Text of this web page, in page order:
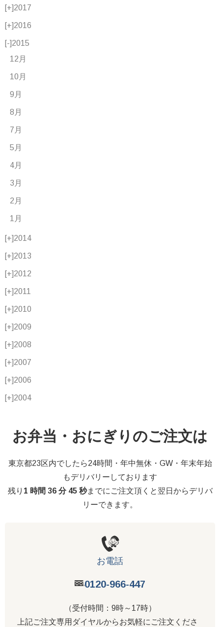
[+]2017
[+]2016
[-]2015
12月
10月
9月
8月
7月
5月
4月
3月
2月
1月
[+]2014
[+]2013
[+]2012
[+]2011
[+]2010
[+]2009
[+]2008
[+]2007
[+]2006
[+]2004
お弁当・おにぎりのご注文は
東京都23区内でしたら24時間・年中無休・GW・年末年始
もデリバリーしております
残り 1 時間 36 分 44 秒までにご注文頂くと翌日からデリバ
リーできます。
お電話
0120-966-447
（受付時間：9時～17時）
上記ご注文専用ダイヤルからお気軽にご注文くださ